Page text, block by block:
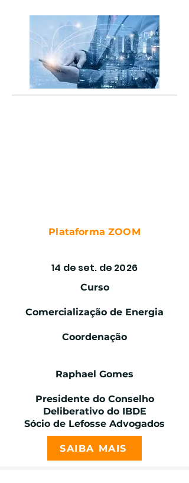
Plataforma ZOOM
14 de set. de 2026
Curso
Comercialização de Energia
Coordenação
Raphael Gomes
Presidente do Conselho
Deliberativo do IBDE
Sócio de Lefosse Advogados
SAIBA MAIS